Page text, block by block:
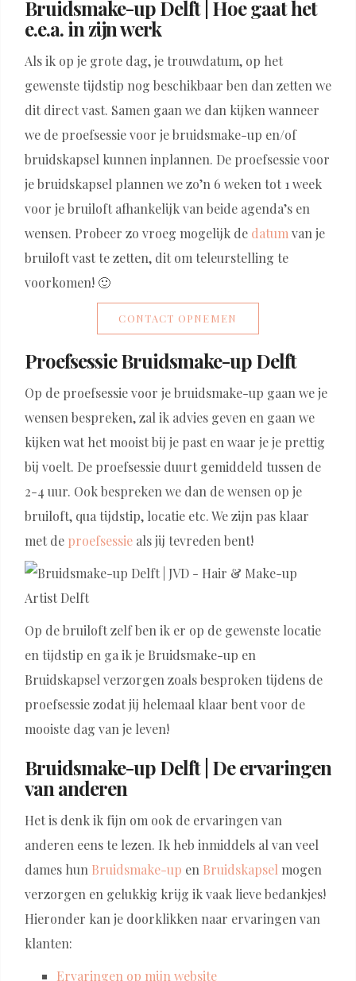
Bruidsmake-up Delft | Hoe gaat het
e.e.a. in zijn werk
Als ik op je grote dag, je trouwdatum, op het
gewenste tijdstip nog beschikbaar ben dan zetten we
dit direct vast. Samen gaan we dan kijken wanneer
we de proefsessie voor je bruidsmake-up en/of
bruidskapsel kunnen inplannen. De proefsessie voor
je bruidskapsel plannen we zo’n 6 weken tot 1 week
voor je bruiloft afhankelijk van beide agenda’s en
wensen. Probeer zo vroeg mogelijk de datum van je
bruiloft vast te zetten, dit om teleurstelling te
voorkomen! 🙂
CONTACT OPNEMEN
Proefsessie Bruidsmake-up Delft
Op de proefsessie voor je bruidsmake-up gaan we je
wensen bespreken, zal ik advies geven en gaan we
kijken wat het mooist bij je past en waar je je prettig
bij voelt. De proefsessie duurt gemiddeld tussen de
2-4 uur. Ook bespreken we dan de wensen op je
bruiloft, qua tijdstip, locatie etc. We zijn pas klaar
met de proefsessie als jij tevreden bent!
Op de bruiloft zelf ben ik er op de gewenste locatie
en tijdstip en ga ik je Bruidsmake-up en
Bruidskapsel verzorgen zoals besproken tijdens de
proefsessie zodat jij helemaal klaar bent voor de
mooiste dag van je leven!
Bruidsmake-up Delft | De ervaringen
van anderen
Het is denk ik fijn om ook de ervaringen van
anderen eens te lezen. Ik heb inmiddels al van veel
dames hun Bruidsmake-up en Bruidskapsel mogen
verzorgen en gelukkig krijg ik vaak lieve bedankjes!
Hieronder kan je doorklikken naar ervaringen van
klanten:
Ervaringen op mijn website